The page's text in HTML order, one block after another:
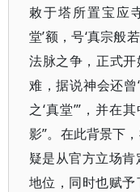
敕于塔所置宝应
堂’额，号‘真宗般
法脉之争，正式
难，据说神会还曾
之‘真堂’”，并在
影”。在此背景下
疑是从官方立场肯
地位，同时也赋予